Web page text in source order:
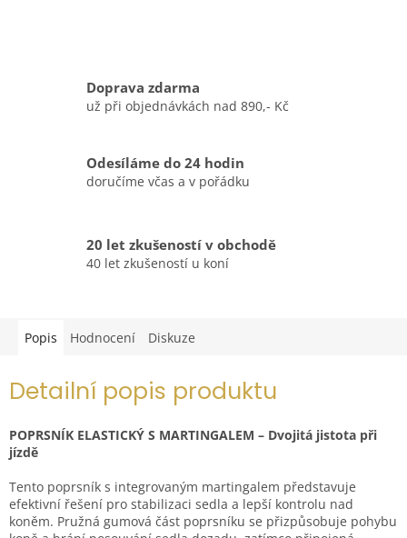
Doprava zdarma
už při objednávkách nad 890,- Kč
Odesíláme do 24 hodin
doručíme včas a v pořádku
20 let zkušeností v obchodě
40 let zkušeností u koní
Popis Hodnocení Diskuze
Detailní popis produktu
POPRSNÍK ELASTICKÝ S MARTINGALEM – Dvojitá jistota při
jízdě
Tento poprsník s integrovaným martingalem představuje
efektivní řešení pro stabilizaci sedla a lepší kontrolu nad
koněm. Pružná gumová část poprsníku se přizpůsobuje pohybu